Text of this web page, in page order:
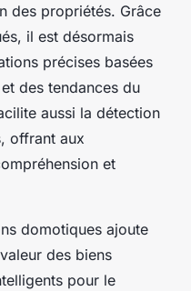
des propriétés. Grâce
il est désormais
précises basées
des tendances du
aussi la détection
offrant aux
et
domotiques ajoute
des biens
pour le